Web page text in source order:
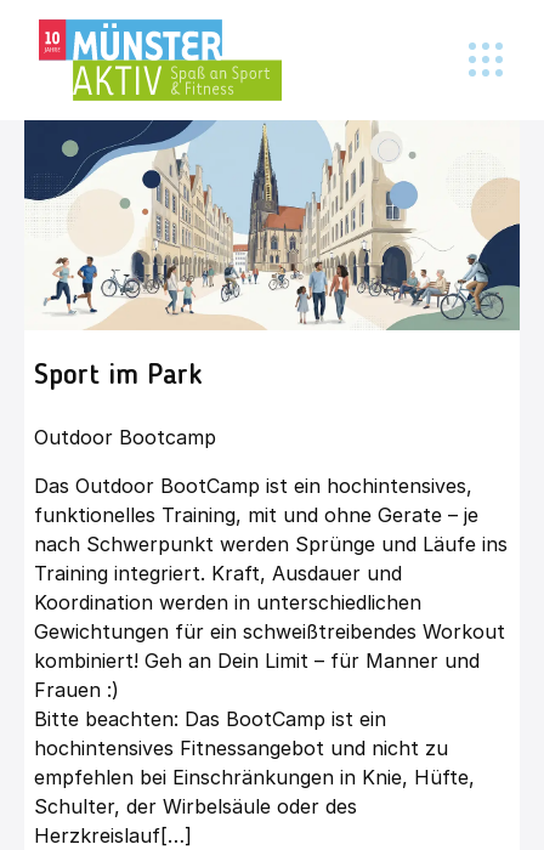
Sport im Park
Outdoor Bootcamp
Das Outdoor BootCamp ist ein hochintensives,
funktionelles Training, mit und ohne Gerate – je
nach Schwerpunkt werden Sprünge und Läufe ins
Training integriert. Kraft, Ausdauer und
Koordination werden in unterschiedlichen
Gewichtungen für ein schweißtreibendes Workout
kombiniert! Geh an Dein Limit – für Manner und
Frauen :)
Bitte beachten: Das BootCamp ist ein
hochintensives Fitnessangebot und nicht zu
empfehlen bei Einschränkungen in Knie, Hüfte,
Schulter, der Wirbelsäule oder des
Herzkreislauf[…]